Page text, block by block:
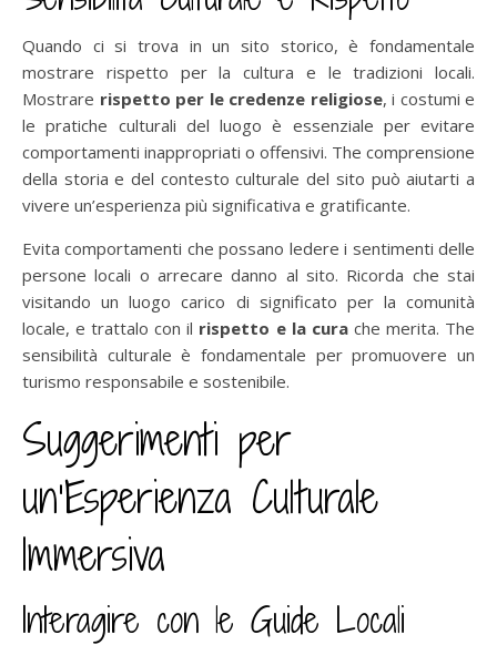
Quando ci si trova in un sito storico, è fondamentale
mostrare rispetto per la cultura e le tradizioni locali.
Mostrare rispetto per le credenze religiose, i costumi e
le pratiche culturali del luogo è essenziale per evitare
comportamenti inappropriati o offensivi. The comprensione
della storia e del contesto culturale del sito può aiutarti a
vivere un’esperienza più significativa e gratificante.
Evita comportamenti che possano ledere i sentimenti delle
persone locali o arrecare danno al sito. Ricorda che stai
visitando un luogo carico di significato per la comunità
locale, e trattalo con il rispetto e la curache merita. The
sensibilità culturale è fondamentale per promuovere un
turismo responsabile e sostenibile.
Suggerimenti per
un’Esperienza Culturale
Immersiva
Interagire con le Guide Locali